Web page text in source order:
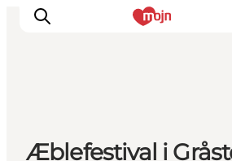
Oplevelser
Æblefestival i